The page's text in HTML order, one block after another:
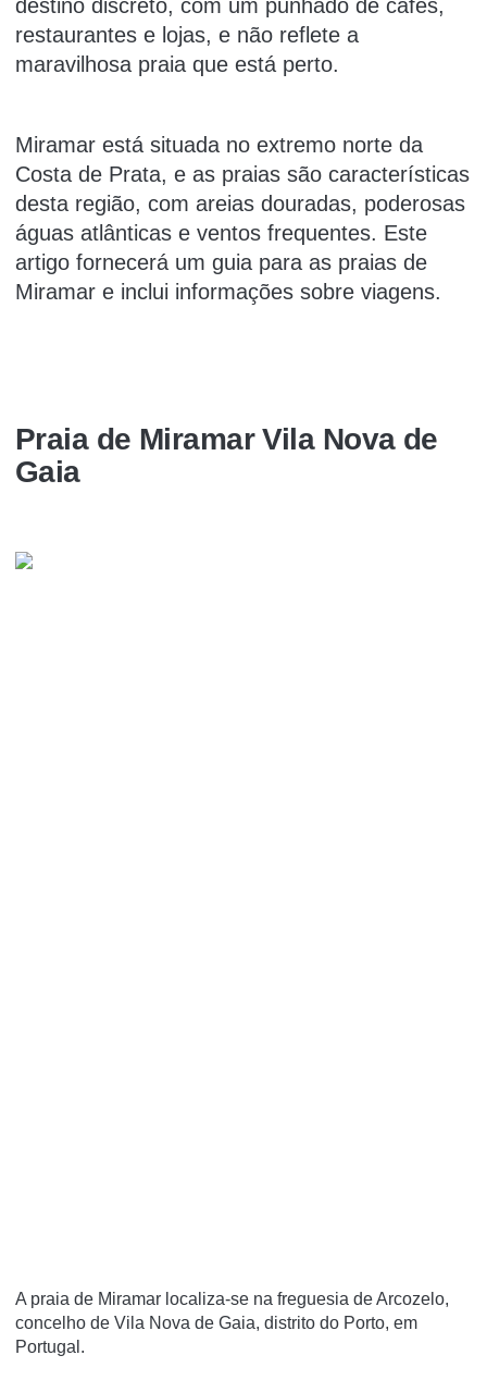
destino discreto, com um punhado de cafés,
restaurantes e lojas, e não reflete a
maravilhosa praia que está perto.
Miramar está situada no extremo norte da
Costa de Prata, e as praias são características
desta região, com areias douradas, poderosas
águas atlânticas e ventos frequentes. Este
artigo fornecerá um guia para as praias de
Miramar e inclui informações sobre viagens.
Praia de Miramar Vila Nova de
Gaia
A praia de Miramar localiza-se na freguesia de Arcozelo,
concelho de Vila Nova de Gaia, distrito do Porto, em
Portugal.